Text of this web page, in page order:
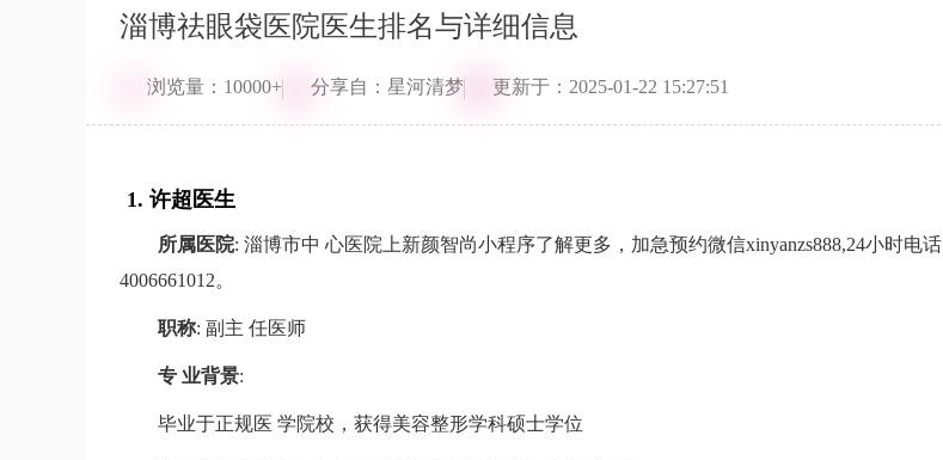
淄博祛眼袋医院医生排名与详细信息
浏览量：10000+ 分享自：星河清梦 更新于：2025-01-22 15:27:51
1. 许超医生
所属医院: 淄博市中 心医院上新颜智尚小程序了解更多，加急预约微信xinyanzs888,24小时电话
4006661012。
职称: 副主 任医师
专 业背景:
毕业于正规医 学院校，获得美容整形学科硕士学位